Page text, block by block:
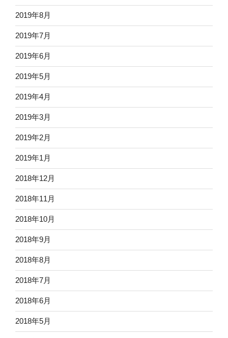
2019年8月
2019年7月
2019年6月
2019年5月
2019年4月
2019年3月
2019年2月
2019年1月
2018年12月
2018年11月
2018年10月
2018年9月
2018年8月
2018年7月
2018年6月
2018年5月